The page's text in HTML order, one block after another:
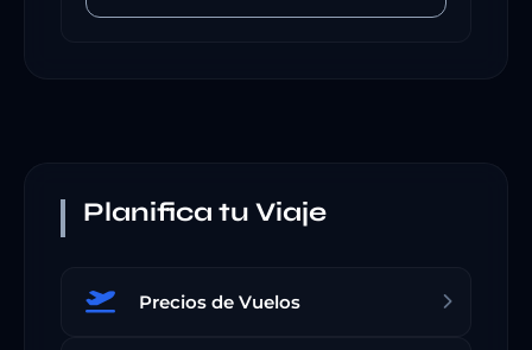
Planifica tu Viaje
Precios de Vuelos